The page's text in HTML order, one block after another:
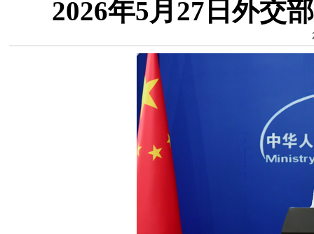
2026年5月27日外交